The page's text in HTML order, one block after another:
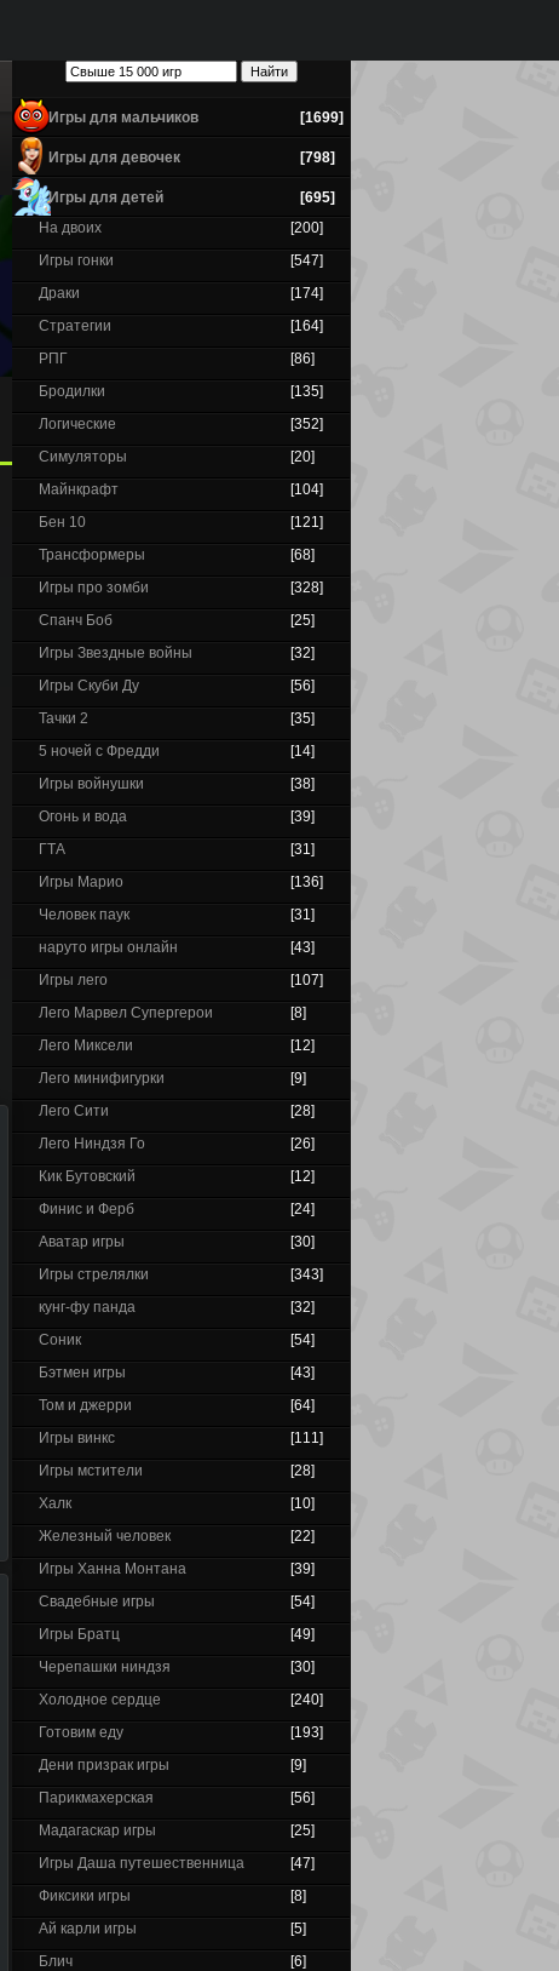
Игры для мальчиков [1699]
Игры для девочек [798]
Игры для детей
[695]
На двоих
[200]
Игры гонки
[547]
Драки
[174]
Стратегии
[164]
РПГ
[86]
Бродилки
[135]
Логические
[352]
Симуляторы
[20]
Майнкрафт
[104]
Бен 10
[121]
Трансформеры
[68]
Игры про зомби
[328]
Спанч Боб
[25]
Игры Звездные войны
[32]
Игры Скуби Ду
[56]
Тачки 2
[35]
5 ночей с Фредди
[14]
Игры войнушки
[38]
Огонь и вода
[39]
ГТА
[31]
Игры Марио
[136]
Человек паук
[31]
наруто игры онлайн
[43]
Игры лего
[107]
Лего Марвел Супергерои
[8]
Лего Миксели
[12]
Лего минифигурки
[9]
Лего Сити
[28]
Лего Ниндзя Го
[26]
Кик Бутовский
[12]
Финис и Ферб
[24]
Аватар игры
[30]
Игры стрелялки
[343]
кунг-фу панда
[32]
Соник
[54]
Бэтмен игры
[43]
Том и джерри
[64]
Игры винкс
[111]
Игры мстители
[28]
Халк
[10]
Железный человек
[22]
Игры Ханна Монтана
[39]
Свадебные игры
[54]
Игры Братц
[49]
Черепашки ниндзя
[30]
Холодное сердце
[240]
Готовим еду
[193]
Дени призрак игры
[9]
Парикмахерская
[56]
Мадагаскар игры
[25]
Игры Даша путешественница
[47]
Фиксики игры
[8]
Ай карли игры
[5]
Блич
[6]